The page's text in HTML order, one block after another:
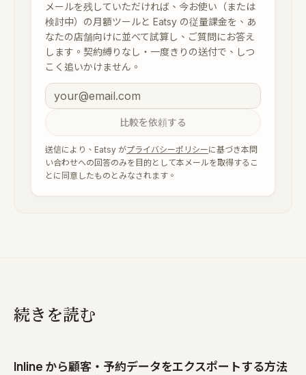
メールを残していただければ、今お使い（または
検討中）の月額ツールと Eatsy の従量課金を、あ
なたの店舗向けに並べて試算し、ご質問にお答え
します。契約縛りなし・一度きりの送付で、しつ
こく追いかけません。
比較を依頼する
送信により、Eatsy がプライバシーポリシーに基づき本問
い合わせへの回答のみを目的として本メールを取得するこ
とに同意したものとみなされます。
続きを読む
Inline から顧客・予約データをエクスポートする方法